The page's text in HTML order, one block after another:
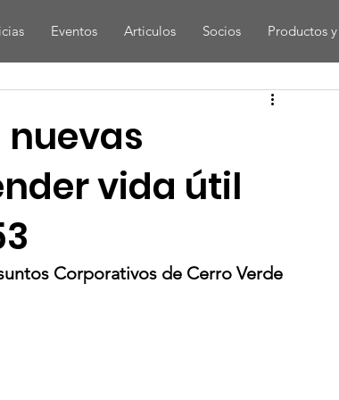
Eventos Articulos Socios Productos
vida útil
Corporativos de Cerro Verde